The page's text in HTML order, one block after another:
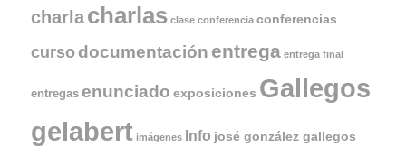
charlacharlas clase conferencia conferencias
curso documentación entrega entrega final
entregas enunciado exposiciones Gallegos
gelabert imágenes Info josé gonzález gallegos